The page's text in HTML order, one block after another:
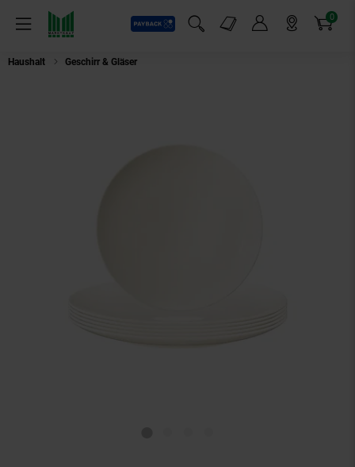
Menü
Payback
Suchfeld einblenden
Markt-Angebote 0
Artikel
Haushalt Geschirr & Gläser